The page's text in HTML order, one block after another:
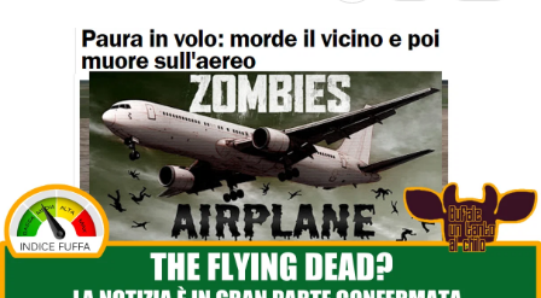
SCIENZA E TECNOLOGIA
SALUTE E MEDICINA
STORIA E CITAZIONI